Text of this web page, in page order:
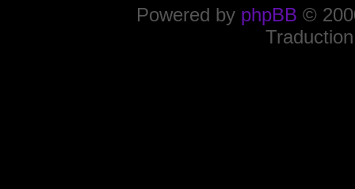
Powered by phpBB ©